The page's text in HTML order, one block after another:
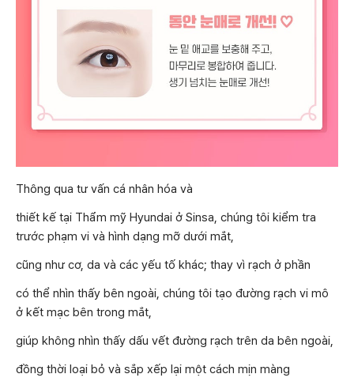
Thông qua tư vấn cá nhân hóa và
thiết kế tại Thẩm mỹ Hyundai ở Sinsa, chúng tôi kiểm tra
trước phạm vi và hình dạng mỡ dưới mắt,
cũng như cơ, da và các yếu tố khác; thay vì rạch ở phần
có thể nhìn thấy bên ngoài, chúng tôi tạo đường rạch vi mô
ở kết mạc bên trong mắt,
giúp không nhìn thấy dấu vết đường rạch trên da bên ngoài,
đồng thời loại bỏ và sắp xếp lại một cách mịn màng